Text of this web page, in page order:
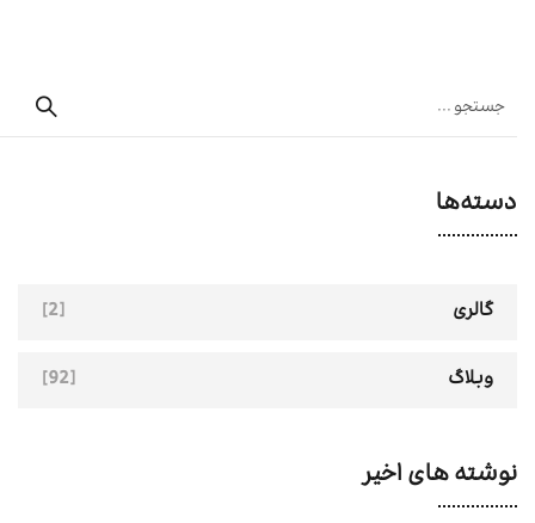
دسته‌ها
گالری [2]
وبلاگ [92]
نوشته های اخیر